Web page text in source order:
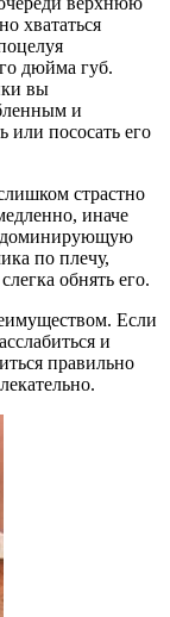
хвататься
дюйма губ.
вы
и
или пососать его
страстно
иначе
доминирующую
по плечу,
обнять его.
Если
и
правильно